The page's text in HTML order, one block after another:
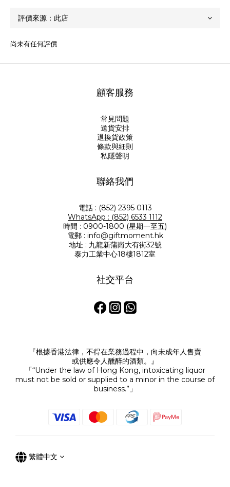
尚未有任何評價
顧客服務
常見問題
送貨安排
退換貨政策
條款與細則
私隱聲明
聯絡我們
電話 : (852) 2395 0113
WhatsApp : (852) 6533 1112
時間 : 0900-1800 (星期一至五)
電郵 : info@giftmoment.hk
地址 : 九龍新蒲崗大有街32號
泰力工業中心18樓1812室
社交平台
『根據香港法律，不得在業務過程中，向未成年人售賣
或供應令人醺醉的酒類。』
「“Under the law of Hong Kong, intoxicating liquor
must not be sold or supplied to a minor in the course of
business.”」
繁體中文